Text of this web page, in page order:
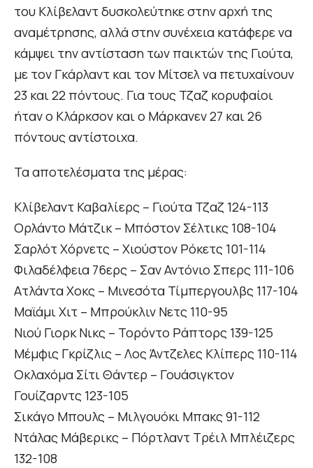
του Κλίβελαντ δυσκολεύτηκε στην αρχή της
αναμέτρησης, αλλά στην συνέχεια κατάφερε να
κάμψει την αντίσταση των παικτών της Γιούτα,
με τον Γκάρλαντ και τον Μίτσελ να πετυχαίνουν
23 και 22 πόντους. Για τους Τζαζ κορυφαίοι
ήταν ο Κλάρκσον και ο Μάρκανεν 27 και 26
πόντους αντίστοιχα.
Τα αποτελέσματα της μέρας:
Κλίβελαντ Καβαλίερς – Γιούτα Τζαζ 124-113
Ορλάντο Μάτζικ – Μπόστον Σέλτικς 108-104
Σαρλότ Χόρνετς – Χιούστον Ρόκετς 101-114
Φιλαδέλφεια 76ερς – Σαν Αντόνιο Σπερς 111-106
Ατλάντα Χοκς – Μινεσότα Τίμπεργουλβς 117-104
Μαϊάμι Χιτ – Μπρούκλιν Νετς 110-95
Νιού Γιορκ Νικς – Τορόντο Ράπτορς 139-125
Μέμφις Γκρίζλις – Λος Άντζελες Κλίπερς 110-114
Οκλαχόμα Σίτι Θάντερ – Γουάσιγκτον
Γουίζαρντς 123-105
Σικάγο Μπουλς – Μιλγουόκι Μπακς 91-112
Ντάλας Μάβερικς – Πόρτλαντ Τρέιλ Μπλέιζερς
132-108